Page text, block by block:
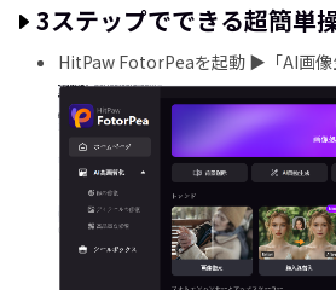
3ステップでできる超簡単
HitPaw FotorPeaを起動 ▶「AI画像